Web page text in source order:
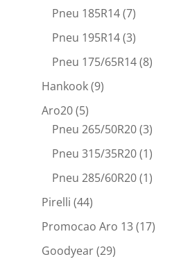
Pneu 185R14(7)
Pneu 195R14(3)
Pneu 175/65R14(8)
Hankook(9)
Aro20(5)
Pneu 265/50R20(3)
Pneu 315/35R20(1)
Pneu 285/60R20(1)
Pirelli (44)
Promocao Aro 13(17)
Goodyear(29)